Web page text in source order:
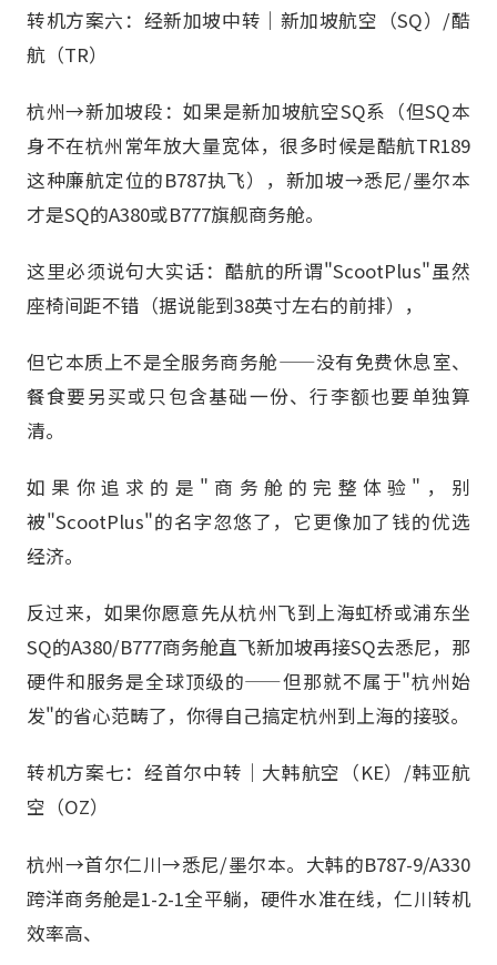
转机方案六：经新加坡中转｜新加坡航空（SQ）/酷
航（TR）
杭州→新加坡段：如果是新加坡航空SQ系（但SQ本
身不在杭州常年放大量宽体，很多时候是酷航TR189
这种廉航定位的B787执飞），新加坡→悉尼/墨尔本
才是SQ的A380或B777旗舰商务舱。
这里必须说句大实话：酷航的所谓"ScootPlus"虽然
座椅间距不错（据说能到38英寸左右的前排），
但它本质上不是全服务商务舱——没有免费休息室、
餐食要另买或只包含基础一份、行李额也要单独算
清。
如果你追求的是"商务舱的完整体验"，别
被"ScootPlus"的名字忽悠了，它更像加了钱的优选
经济。
反过来，如果你愿意先从杭州飞到上海虹桥或浦东坐
SQ的A380/B777商务舱直飞新加坡再接SQ去悉尼，那
硬件和服务是全球顶级的——但那就不属于"杭州始
发"的省心范畴了，你得自己搞定杭州到上海的接驳。
转机方案七：经首尔中转｜大韩航空（KE）/韩亚航
空（OZ）
杭州→首尔仁川→悉尼/墨尔本。大韩的B787-9/A330
跨洋商务舱是1-2-1全平躺，硬件水准在线，仁川转机
效率高、